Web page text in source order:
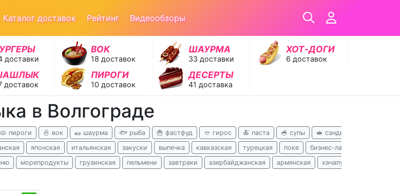
Каталог доставок Рейтинг Видеообзоры
доставки
ВОК
18 доставок
ШАУРМА
33 доставки
ХОТ‑ДОГИ
6 доставок
доставок
ПИРОГИ
10 доставок
ДЕСЕРТЫ
41 доставка
в Волгограде
🥧 пироги 🍜 вок 🌯 шаурма 🐟 рыба 🍟 фастфуд 🥙 гирос 🍝 паста 🥣 супы 🥪 сэндвичи
японская итальянская закуски выпечка кавказская турецкая поке бизнес-ланчи
морепродукты грузинская пельмени завтраки азербайджанская армянская хачапури